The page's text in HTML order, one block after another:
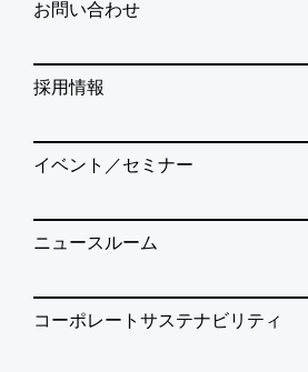
お問い合わせ
採用情報
イベント／セミナー
ニュースルーム
コーポレートサステナビリティ